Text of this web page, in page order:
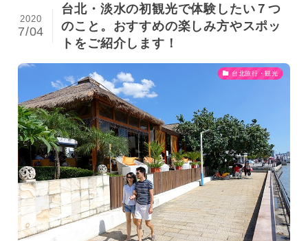
台北・淡水の初観光で体験したい７つ
のこと。おすすめの楽しみ方やスポッ
トをご紹介します！
2020
7/04
台北旅行・観光